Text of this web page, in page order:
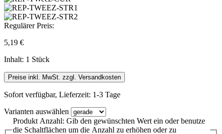
Regulärer Preis:
5,19 €
Inhalt: 1 Stück
Preise inkl. MwSt. zzgl. Versandkosten
Sofort verfügbar, Lieferzeit: 1-3 Tage
Varianten auswählen
Produkt Anzahl: Gib den gewünschten Wert ein oder benutze
die Schaltflächen um die Anzahl zu erhöhen oder zu